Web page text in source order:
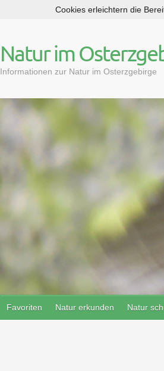
p
t
c
Natur im
Informationen zur Natur im Osterzgebirge
Favoriten Natur erkunden Natur
Cookies erleichtern die